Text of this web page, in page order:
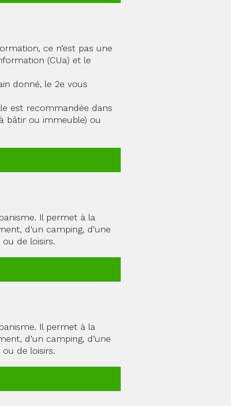
ce n’est pas une
(CUa) et le
donné, le 2e vous
est recommandée dans
bâtir ou immeuble) ou
Il permet à la
d’un camping, d’une
de loisirs.
Il permet à la
d’un camping, d’une
de loisirs.